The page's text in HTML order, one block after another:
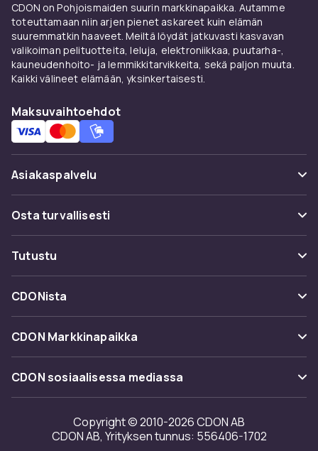
CDON on Pohjoismaiden suurin markkinapaikka. Autamme
toteuttamaan niin arjen pienet askareet kuin elämän
suuremmatkin haaveet. Meiltä löydät jatkuvasti kasvavan
valikoiman pelituotteita, leluja, elektroniikkaa, puutarha-,
kauneudenhoito- ja lemmikkitarvikkeita, sekä paljon muuta.
Kaikki välineet elämään, yksinkertaisesti.
Maksuvaihtoehdot
Asiakaspalvelu
Usein kysyttyä (UKK)
Seuraa pakettia
Ota yhteyttä
Osta turvallisesti
Maksuvaihtoehdot
Toimitus
Takaisinvedot
Tutustu
Kategoriat
Tuotemerkit
CDONista
Tietoa meistä
Asiakasarvionnit
Investor relations
Saavutettavuusseloste
CDON Markkinapaikka
Merchant Help Center
CDON sosiaalisessa mediassa
Copyright © 2010-2026 CDON AB
CDON AB, Yrityksen tunnus: 556406-1702